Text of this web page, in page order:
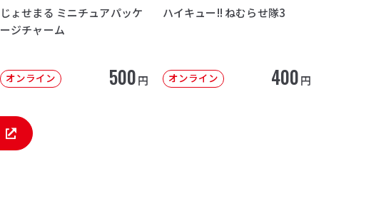
じょせまる ミニチュアパッケ
ージチャーム
オンライン 500円
ハイキュー!! ねむらせ隊3
オンライン 400円